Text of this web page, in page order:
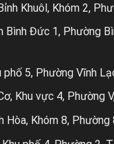
Khuôl, Khóm 2,
Bình Đức 1, Phường
phố 5, Phường Vĩnh
Khu vực 4, Phường
Hòa, Khóm 8, Phường